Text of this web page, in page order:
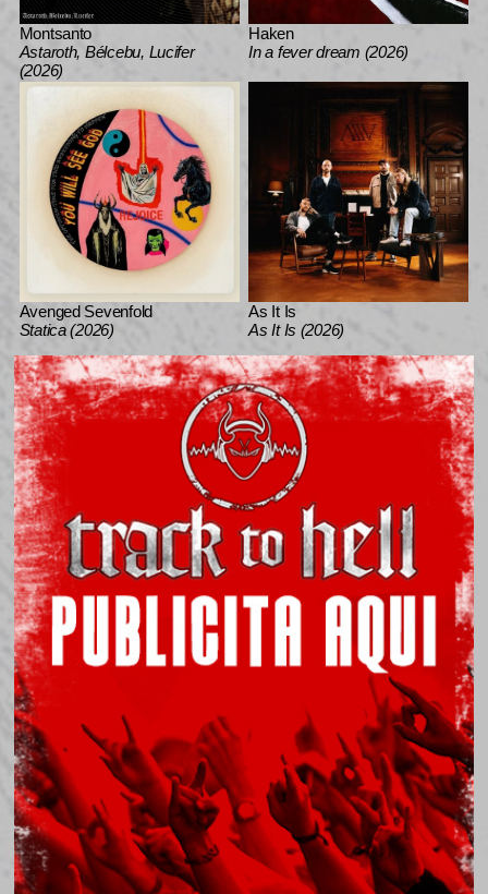
Montsanto
Astaroth, Bélcebu, Lucifer
(2026)
Haken
In a fever dream (2026)
Avenged Sevenfold
Statica (2026)
As It Is
As It Is (2026)